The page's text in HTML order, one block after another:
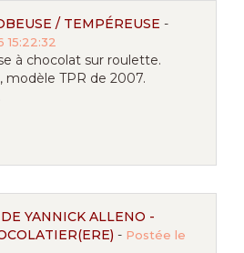
/ TEMPÉREUSE -
à chocolat sur roulette.
modèle TPR de 2007.
YANNICK ALLENO -
- Postée le